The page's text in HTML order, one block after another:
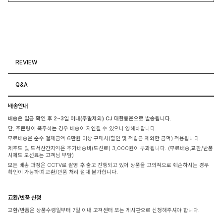
REVIEW
Q&A
배송안내
배송은 입금 확인 후 2~3일 이내(주말제외) CJ 대한통운으로 발송됩니다.
단, 주문량이 폭주하는 경우 배송이 지연될 수 있으니 양해바랍니다.
무료배송은 순수 결제금액 6만원 이상 구매시(할인 및 적립금 제외한 금액) 적용됩니다.
제주도 및 도서산간지역은 추가배송비(도선료) 3,000원이 부과됩니다. (무료배송,교환/반품
시에도 도선료는 고객님 부담)
모든 배송 과정은 CCTV로 촬영 후 출고 진행되고 있어 상품을 고의적으로 훼손하시는 경우
확인이 가능하며 교환/반품 처리 절대 불가합니다.
교환/반품 신청
교환/반품은 상품수령일부터 7일 이내 고객센터 또는 게시판으로 신청해주셔야 합니다.